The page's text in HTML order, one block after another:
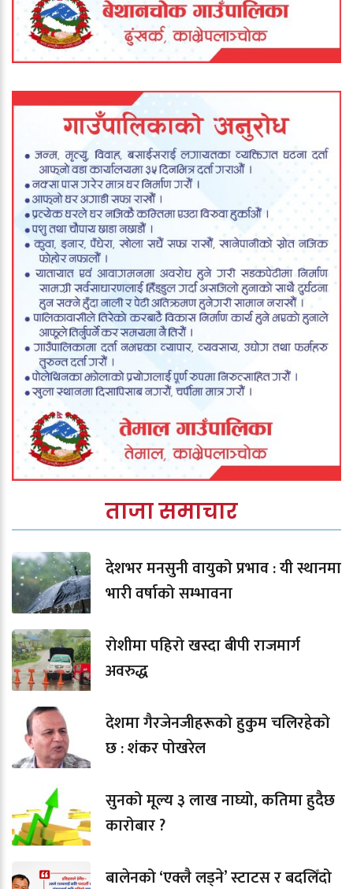
ताजा समाचार
देशभर मनसुनी वायुको प्रभाव : यी स्थानमा
भारी वर्षाको सम्भावना
रोशीमा पहिरो खस्दा बीपी राजमार्ग
अवरुद्ध
देशमा गैरजेनजीहरूको हुकुम चलिरहेको
छ : शंकर पोखरेल
सुनको मूल्य ३ लाख नाघ्यो, कतिमा हुदैछ
कारोबार ?
बालेनको ‘एक्लै लड्ने’ स्टाटस र बदलिँदो